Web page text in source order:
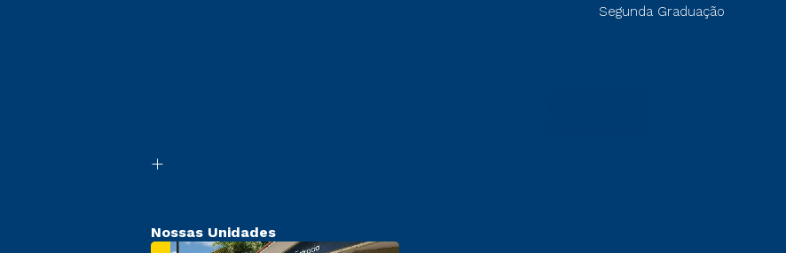
Segunda Graduação
Nossas Unidades